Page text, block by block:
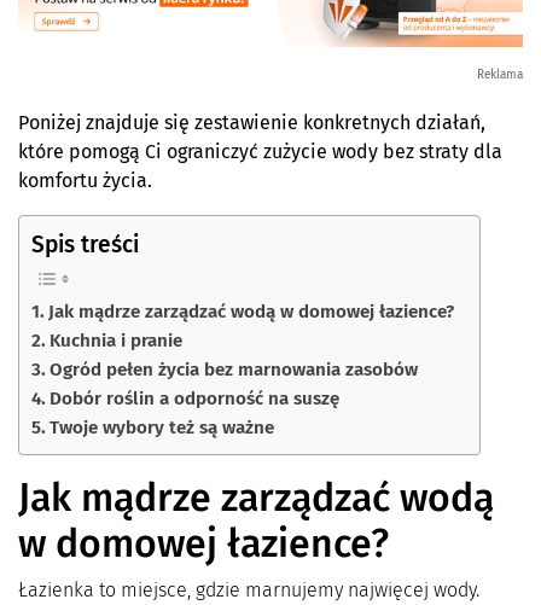
Reklama
Poniżej znajduje się zestawienie konkretnych działań,
które pomogą Ci ograniczyć zużycie wody bez straty dla
komfortu życia.
Spis treści
Jak mądrze zarządzać wodą w domowej łazience?
Kuchnia i pranie
Ogród pełen życia bez marnowania zasobów
Dobór roślin a odporność na suszę
Twoje wybory też są ważne
Jak mądrze zarządzać wodą
w domowej łazience?
Łazienka to miejsce, gdzie marnujemy najwięcej wody.